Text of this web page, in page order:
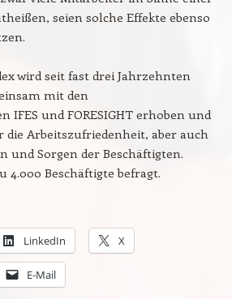
seien solche Effekte ebenso
wird seit fast drei Jahrzehnten
mit den
IFES und FORESIGHT erhoben und
die Arbeitszufriedenheit, aber auch
und Sorgen der Beschäftigten.
4.000 Beschäftigte befragt.
LinkedIn X
E-Mail